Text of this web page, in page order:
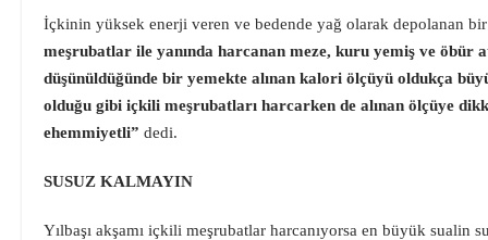
İçkinin yüksek enerji veren ve bedende yağ olarak depolanan
meşrubatlar ile yanında harcanan meze, kuru yemiş ve öbür
düşünüldüğünde bir yemekte alınan kalori ölçüyü oldukça
olduğu gibi içkili meşrubatları harcarken de alınan ölçüye
ehemmiyetli” dedi.
SUSUZ KALMAYIN
Yılbaşı akşamı içkili meşrubatlar harcanıyorsa en büyük sualin